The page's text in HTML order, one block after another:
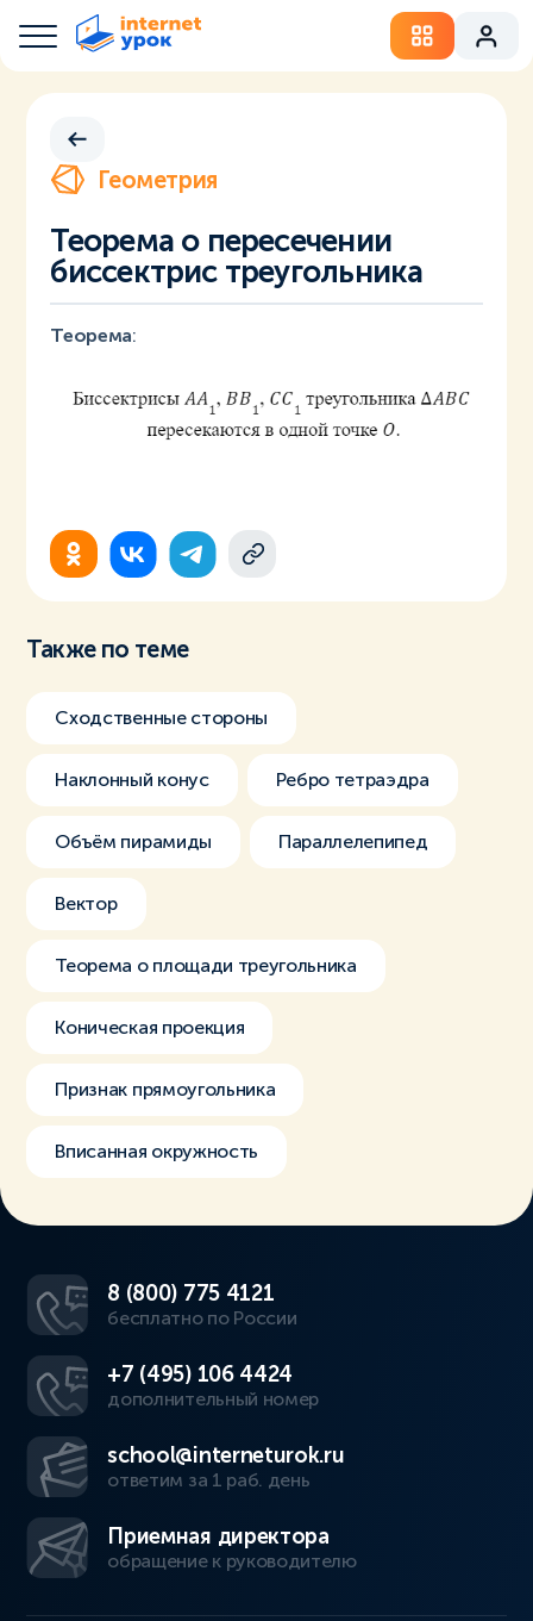
Геометрия
Теорема о пересечении
биссектрис треугольника
Теорема:
Также по теме
Сходственные стороны
Наклонный конус Ребро тетраэдра
Объём пирамиды Параллелепипед
Вектор
Теорема о площади треугольника
Коническая проекция
Признак прямоугольника
Вписанная окружность
8 (800) 775 4121
бесплатно по России
+7 (495) 106 4424
дополнительный номер
school@interneturok.ru
ответим за 1 раб. день
Приемная директора
обращение к руководителю